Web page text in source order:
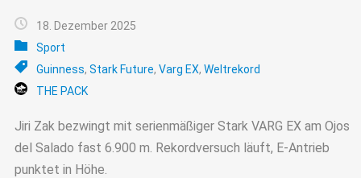
18. Dezember 2025
Sport
Guinness, Stark Future, Varg EX, Weltrekord
THE PACK
Jiri Zak bezwingt mit serienmäßiger Stark VARG EX am Ojos
del Salado fast 6.900 m. Rekordversuch läuft, E-Antrieb
punktet in Höhe.